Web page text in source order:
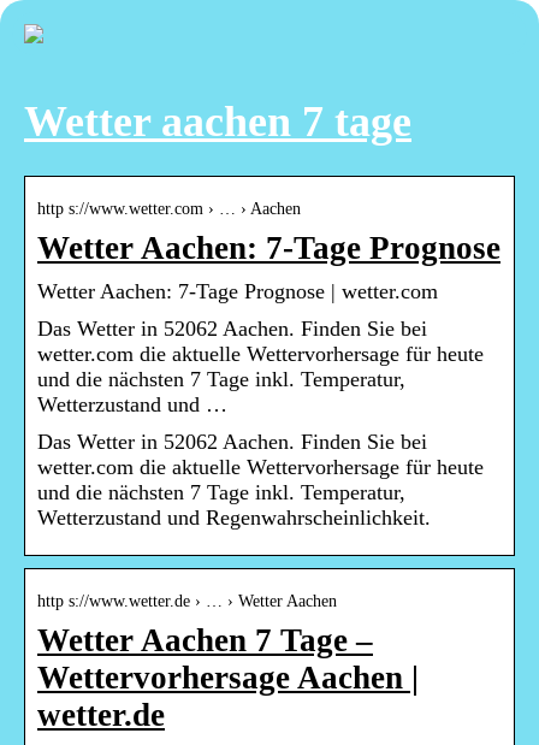
Wetter aachen 7 tage
http s://www.wetter.com › … › Aachen
Wetter Aachen: 7-Tage Prognose
Wetter Aachen: 7-Tage Prognose | wetter.com
Das Wetter in 52062 Aachen. Finden Sie bei
wetter.com die aktuelle Wettervorhersage für heute
und die nächsten 7 Tage inkl. Temperatur,
Wetterzustand und …
Das Wetter in 52062 Aachen. Finden Sie bei
wetter.com die aktuelle Wettervorhersage für heute
und die nächsten 7 Tage inkl. Temperatur,
Wetterzustand und Regenwahrscheinlichkeit.
http s://www.wetter.de › … › Wetter Aachen
Wetter Aachen 7 Tage –
Wettervorhersage Aachen |
wetter.de